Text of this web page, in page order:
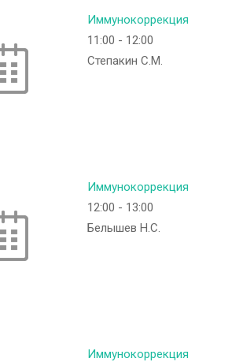
Иммунокоррекция
11:00 - 12:00
Степакин С.М.
Иммунокоррекция
12:00 - 13:00
Белышев Н.С.
Иммунокоррекция